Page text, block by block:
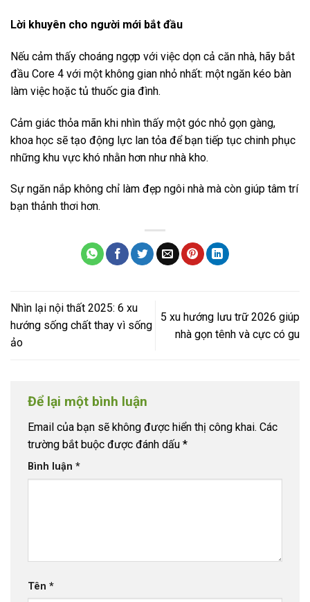
Lời khuyên cho người mới bắt đầu
Nếu cảm thấy choáng ngợp với việc dọn cả căn nhà, hãy bắt
đầu Core 4 với một không gian nhỏ nhất: một ngăn kéo bàn
làm việc hoặc tủ thuốc gia đình.
Cảm giác thỏa mãn khi nhìn thấy một góc nhỏ gọn gàng,
khoa học sẽ tạo động lực lan tỏa để bạn tiếp tục chinh phục
những khu vực khó nhằn hơn như nhà kho.
Sự ngăn nắp không chỉ làm đẹp ngôi nhà mà còn giúp tâm trí
bạn thảnh thơi hơn.
Nhìn lại nội thất 2025: 6 xu
hướng sống chất thay vì sống
ảo
5 xu hướng lưu trữ 2026 giúp
nhà gọn tênh và cực có gu
Để lại một bình luận
Email của bạn sẽ không được hiển thị công khai. Các
trường bắt buộc được đánh dấu *
Bình luận *
Tên *